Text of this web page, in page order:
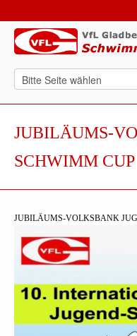
JUBILÄUMS-
SCHWIMM CUP
JUBILÄUMS-VOLKSBANK